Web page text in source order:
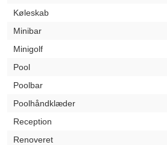
Køleskab
Minibar
Minigolf
Pool
Poolbar
Poolhåndklæder
Reception
Renoveret